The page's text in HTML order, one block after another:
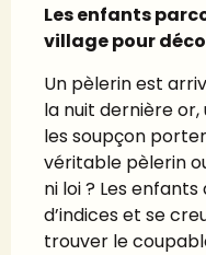
Les enfants
village pour
Un pèlerin est
la nuit dernière
les soupçon
véritable pèlerin
ni loi ? Les
d’indices et se
trouver le